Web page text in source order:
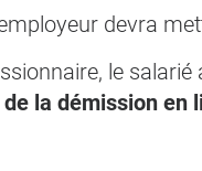
devra
le salarié
la démission en